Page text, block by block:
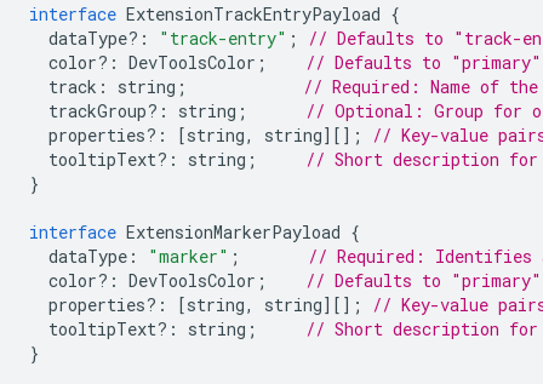
interface ExtensionTrackEntryPayload {
dataType?: "track-entry" ;
// Defaults to "track-
color?: DevToolsColor ;
// Defaults to "primary"
track : string ;
// Required: Name of
trackGroup?: string ;
// Optional: Group for
properties?: [string, string][];
// Key-value
tooltipText?: string ;
// Short description
}
interface ExtensionMarkerPayload {
dataType : "marker" ;
// Required: Identifies
color?: DevToolsColor ;
// Defaults to "primary"
properties?: [string, string][];
// Key-value
tooltipText?: string ;
// Short description
}